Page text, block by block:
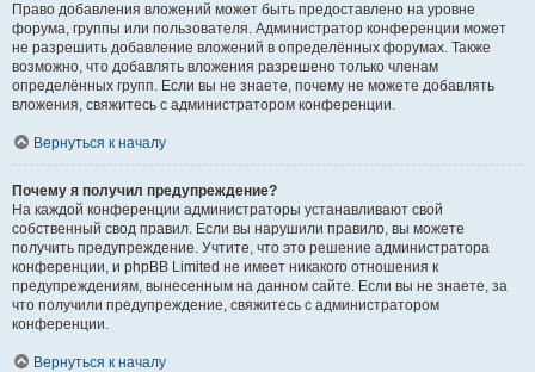
Право добавления вложений может быть предоставлено на уровне
форума, группы или пользователя. Администратор конференции может
не разрешить добавление вложений в определённых форумах. Также
возможно, что добавлять вложения разрешено только членам
определённых групп. Если вы не знаете, почему не можете добавлять
вложения, свяжитесь с администратором конференции.
Вернуться к началу
Почему я получил предупреждение?
На каждой конференции администраторы устанавливают свой
собственный свод правил. Если вы нарушили правило, вы можете
получить предупреждение. Учтите, что это решение администратора
конференции, и phpBB Limited не имеет никакого отношения к
предупреждениям, вынесенным на данном сайте. Если вы не знаете, за
что получили предупреждение, свяжитесь с администратором
конференции.
Вернуться к началу